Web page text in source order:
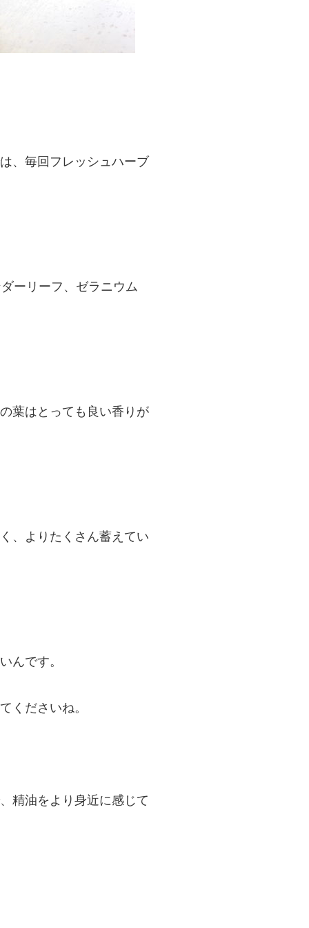
、毎回フレッシュハーブ
ーリーフ、ゼラニウム
葉はとっても良い香りが
、よりたくさん蓄えてい
んです。
くださいね。
精油をより身近に感じて